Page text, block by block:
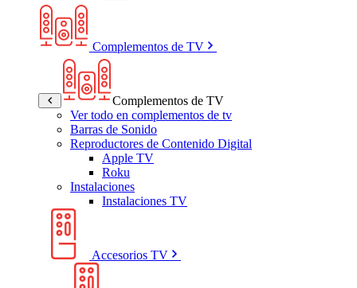
Complementos de TV
Complementos de TV
Ver todo en complementos de tv
Barras de Sonido
Reproductores de Contenido Digital
Apple TV
Roku
Instalaciones
Instalaciones TV
Accesorios TV